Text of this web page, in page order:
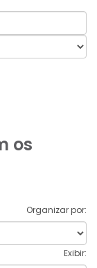
os
Organizar por:
Exibir: